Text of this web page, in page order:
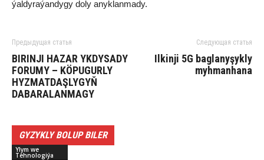
ýal­dy­ra­ýan­dy­gy do­ly anyk­lan­ma­dy.
Предыдущая статья
BIRINJI HAZAR YKDYSADY
FORUMY – KÖPUGURLY
HYZMATDAŞLYGYŇ
DABARALANMAGY
Следующая статья
Il­kin­ji 5G bag­la­ny­şyk­ly
myh­man­ha­na
GYZYKLY BOLUP BILER
Ylym we
Tehnologiýa